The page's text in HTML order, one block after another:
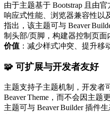
由于主题基于 Bootstrap 且由
响应式性能、浏览器兼容性以
指出，该主题可与 Beaver
制头部/页脚，构建器控制页面
价值 ：减少样式冲突、提升移
🧩 可扩展与开发者友好
主题支持子主题机制，开发者
Beaver Theme，而不会因主题
主题可与 Beaver Builder 插件